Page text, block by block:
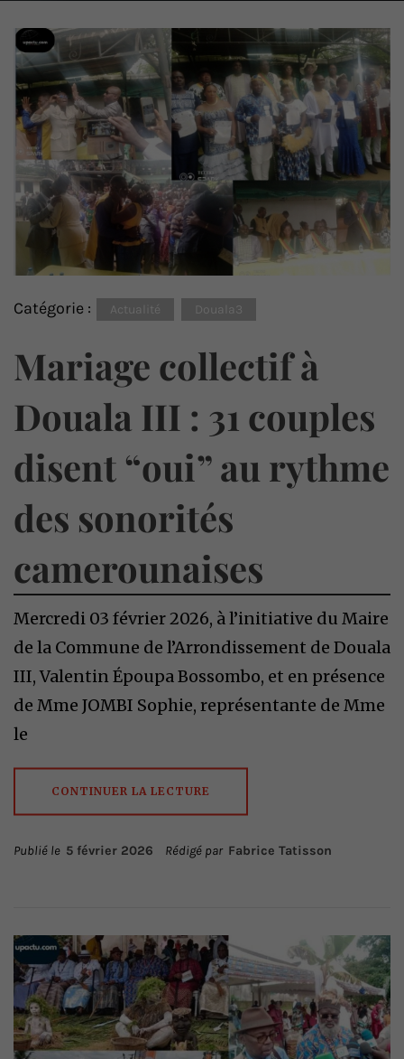
Catégorie : Actualité Douala3
Mariage collectif à
Douala III : 31 couples
disent “oui” au rythme
des sonorités
camerounaises
Mercredi 03 février 2026, à l’initiative du Maire
de la Commune de l’Arrondissement de Douala
III, Valentin Époupa Bossombo, et en présence
de Mme JOMBI Sophie, représentante de Mme
le
CONTINUER LA LECTURE
Publié le 5 février 2026 Rédigé par Fabrice Tatisson